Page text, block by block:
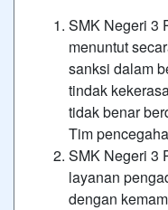
SMK Negeri 3
menuntut
sanksi dalam
tindak
tidak benar
Tim
SMK Negeri 3
layanan
dengan